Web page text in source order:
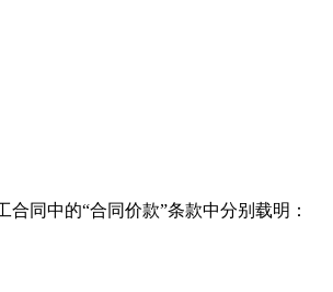
同中的“合同价款”条款中分别载明：